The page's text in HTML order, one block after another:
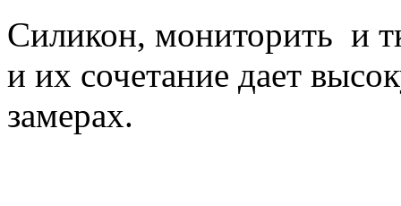
Силикон, мониторить и
и их сочетание дает
замерах.